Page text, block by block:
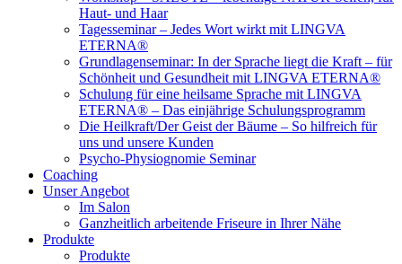
Haut- und Haar
Tagesseminar – Jedes Wort wirkt mit LINGVA
ETERNA®
Grundlagenseminar: In der Sprache liegt die Kraft – für
Schönheit und Gesundheit mit LINGVA ETERNA®
Schulung für eine heilsame Sprache mit LINGVA
ETERNA® – Das einjährige Schulungsprogramm
Die Heilkraft/Der Geist der Bäume – So hilfreich für
uns und unsere Kunden
Psycho-Physiognomie Seminar
Coaching
Unser Angebot
Im Salon
Ganzheitlich arbeitende Friseure in Ihrer Nähe
Produkte
Produkte